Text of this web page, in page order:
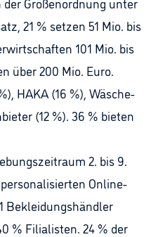
21 % setzen 51 Mio. bis
101 Mio. bis
über 200 Mio. Euro.
HAKA (16 %), Wäsche-
(12 %). 36 % bieten
2. bis 9.
Online-
Bekleidungshändler
% Filialisten. 24 % der